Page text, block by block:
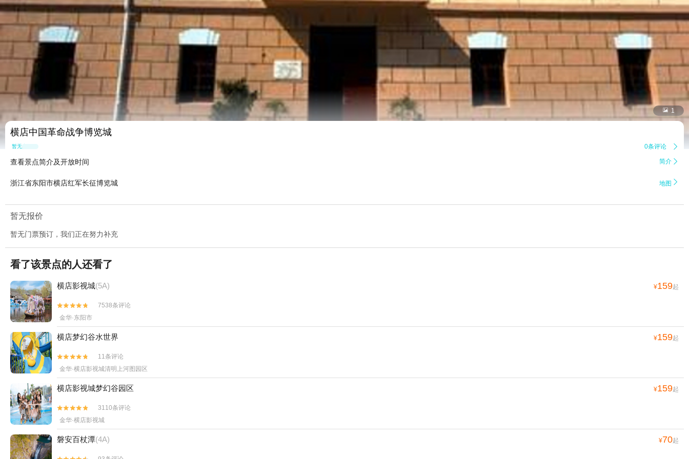
 1
横店中国革命战争博览城
暂无点评 0条评论 
查看景点简介及开放时间 简介 
浙江省东阳市横店红军长征博览城 地图 
暂无报价
暂无门票预订，我们正在努力补充
看了该景点的人还看了
横店影视城(5A) ¥159起


7538条评论
金华·东阳市
横店梦幻谷水世界 ¥159起


11条评论
金华·横店影视城清明上河图园区
横店影视城梦幻谷园区 ¥159起


3110条评论
金华·横店影视城
磐安百杖潭(4A) ¥70起